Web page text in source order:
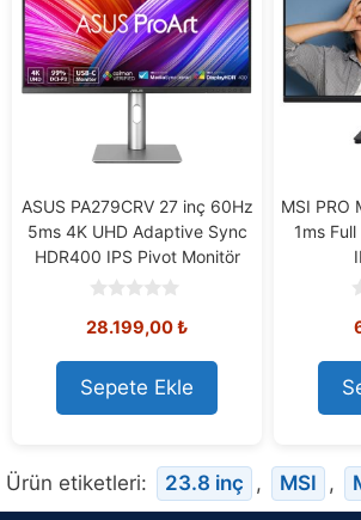
ASUS PA279CRV 27 inç 60Hz
5ms 4K UHD Adaptive Sync
HDR400 IPS Pivot Monitör
o
t
o
f
5
28.199,00₺
Sepete Ekle
MSI PRO
1ms
o
t
o
f
5
Ürün etiketleri: 23.8 inç , MSI ,